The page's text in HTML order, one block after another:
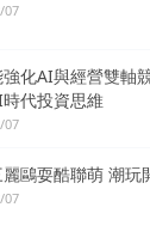
07
化AI與經營雙軸
代投資思維
07
麗鷗耍酷聯萌 潮玩
07